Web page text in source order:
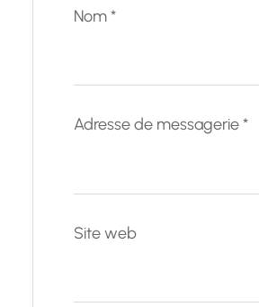
Nom*
Adresse de messagerie*
Site web